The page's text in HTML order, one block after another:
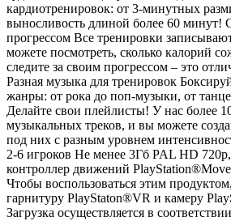
кардиотренировок: от 3-минутных
выносливость длиной более 60 минут!
прогрессом Все тренировки
можете посмотреть, сколько калорий
следите за своим прогрессом – это
Разная музыка для тренировок
жанры: от рока до поп-музыки, от
Делайте свои плейлисты! У нас более
музыкальных треков, и вы можете
под них с разным уровнем
2-6 игроков Не менее 3Гб PAL HD
контроллер движений
Чтобы воспользоваться этим
гарнитуру PlayStaton®VR и камеру
Загрузка осуществляется в